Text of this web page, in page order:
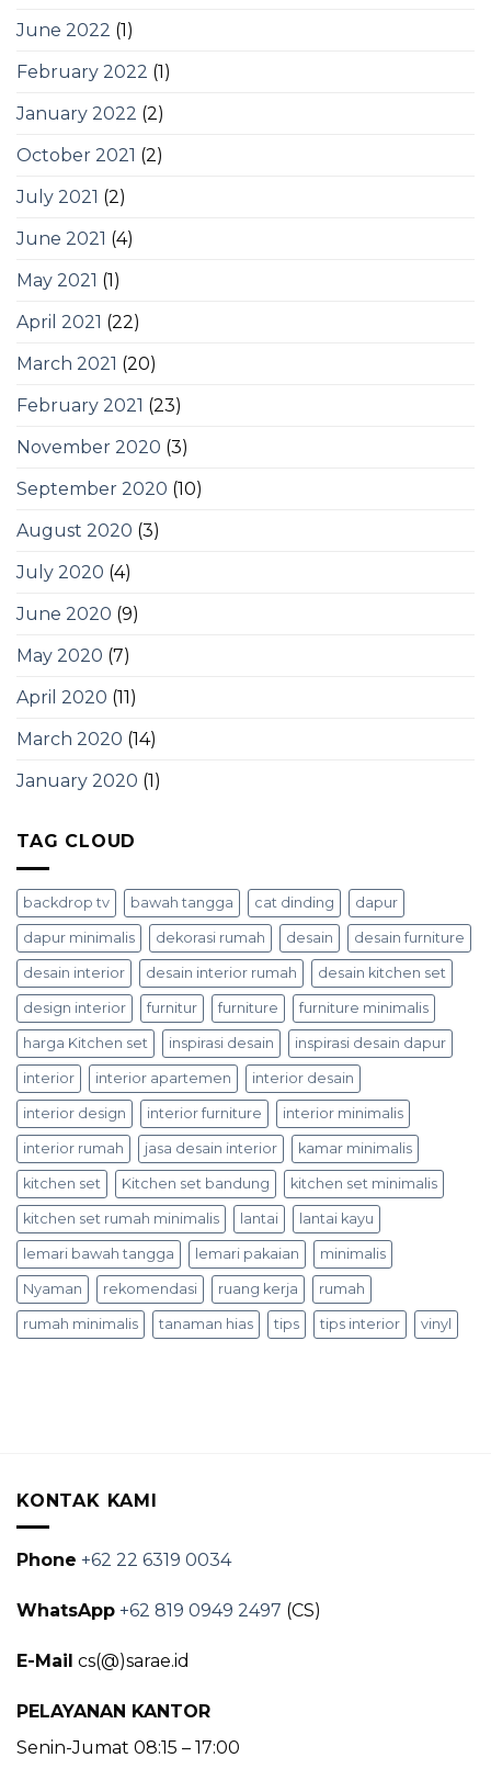
June 2022 (1)
February 2022 (1)
January 2022 (2)
October 2021 (2)
July 2021 (2)
June 2021 (4)
May 2021 (1)
April 2021 (22)
March 2021 (20)
February 2021 (23)
November 2020 (3)
September 2020 (10)
August 2020 (3)
July 2020 (4)
June 2020 (9)
May 2020 (7)
April 2020 (11)
March 2020 (14)
January 2020 (1)
TAG CLOUD
backdrop tv bawah tangga cat dinding dapur
dapur minimalis dekorasi rumah desain desain furniture
desain interior desain interior rumah desain kitchen set
design interior furnitur furniture furniture minimalis
harga Kitchen set inspirasi desain inspirasi desain dapur
interior interior apartemen interior desain
interior design interior furniture interior minimalis
interior rumah jasa desain interior kamar minimalis
kitchen set Kitchen set bandung kitchen set minimalis
kitchen set rumah minimalis lantai lantai kayu
lemari bawah tangga lemari pakaian minimalis
Nyaman rekomendasi ruang kerja rumah
rumah minimalis tanaman hias tips tips interior vinyl
KONTAK KAMI
Phone +62 22 6319 0034
WhatsApp +62 819 0949 2497 (CS)
E-Mail cs(@)sarae.id
PELAYANAN KANTOR
Senin-Jumat 08:15 – 17:00